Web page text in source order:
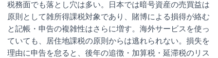
税務面でも落とし穴は多い。日本では暗号資産の売買益は
原則として雑所得課税対象であり、賭博による損得が絡む
と記帳・申告の複雑性はさらに増す。海外サービスを使っ
ていても、居住地課税の原則からは逃れられない。損失を
理由に申告を怠ると、後年の追徴・加算税・延滞税のリス